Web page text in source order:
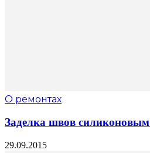
О ремонтах
Заделка швов
29.09.2015